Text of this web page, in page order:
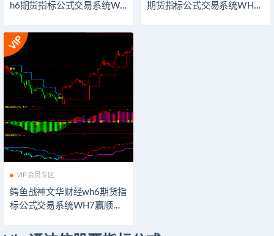
h6期货指标公式交易系统WH
析博易大师期货博弈模板看
盘辅助指示器软件
期货指标公式交易系统WH7
VIP会员专区
鳄鱼战神文华财经wh6期货指
标公式交易系统WH7赢顺云
大师期货博弈模板看盘辅助